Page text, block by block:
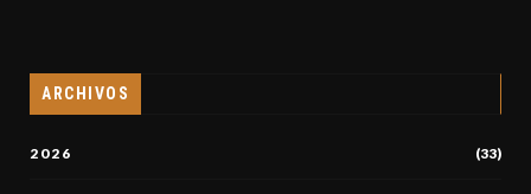
ARCHIVOS
2026 (33)